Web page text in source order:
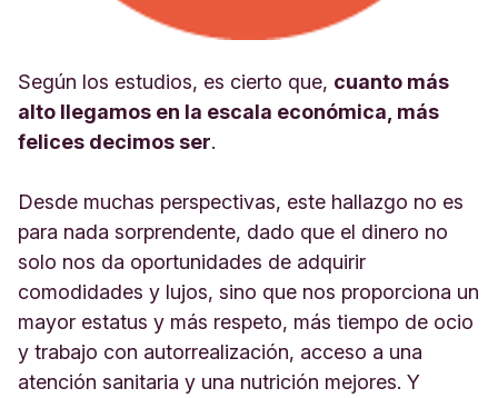
Según los estudios, es cierto que, cuanto más
alto llegamos en la escala económica, más
felices decimos ser.
Desde muchas perspectivas, este hallazgo no es
para nada sorprendente, dado que el dinero no
solo nos da oportunidades de adquirir
comodidades y lujos, sino que nos proporciona un
mayor estatus y más respeto, más tiempo de ocio
y trabajo con autorrealización, acceso a una
atención sanitaria y una nutrición mejores. Y